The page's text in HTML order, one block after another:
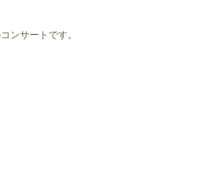
ンサートです。